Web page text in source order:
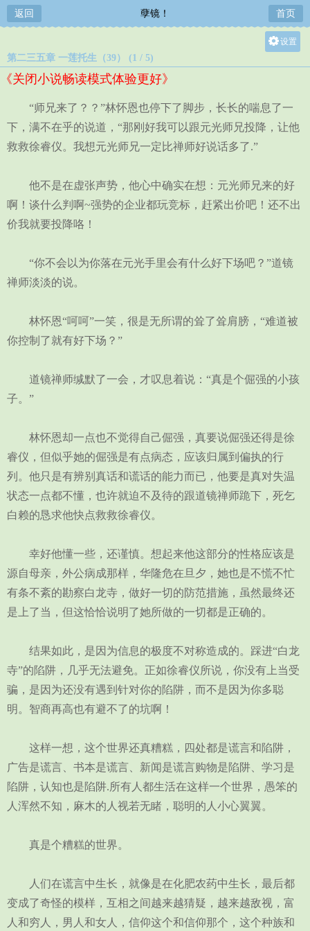
返回 孽镜！ 首页
设置
中
小
第二三五章 一莲托生（39） (1 / 5)
《关闭小说畅读模式体验更好》
“师兄来了？？”林怀恩也停下了脚步，长长的喘息了一
下，满不在乎的说道，“那刚好我可以跟元光师兄投降，让他
救救徐睿仪。我想元光师兄一定比禅师好说话多了.”
他不是在虚张声势，他心中确实在想：元光师兄来的好
啊！谈什么判啊~强势的企业都玩竞标，赶紧出价吧！还不出
价我就要投降咯！
“你不会以为你落在元光手里会有什么好下场吧？”道镜
禅师淡淡的说。
林怀恩“呵呵”一笑，很是无所谓的耸了耸肩膀，“难道被
你控制了就有好下场？”
道镜禅师缄默了一会，才叹息着说：“真是个倔强的小孩
子。”
林怀恩却一点也不觉得自己倔强，真要说倔强还得是徐
睿仪，但似乎她的倔强是有点病态，应该归属到偏执的行
列。他只是有辨别真话和谎话的能力而已，他要是真对失温
状态一点都不懂，也许就迫不及待的跟道镜禅师跪下，死乞
白赖的恳求他快点救救徐睿仪。
幸好他懂一些，还谨慎。想起来他这部分的性格应该是
源自母亲，外公病成那样，华隆危在旦夕，她也是不慌不忙
有条不紊的勘察白龙寺，做好一切的防范措施，虽然最终还
是上了当，但这恰恰说明了她所做的一切都是正确的。
结果如此，是因为信息的极度不对称造成的。踩进“白龙
寺”的陷阱，几乎无法避免。正如徐睿仪所说，你没有上当受
骗，是因为还没有遇到针对你的陷阱，而不是因为你多聪
明。智商再高也有避不了的坑啊！
这样一想，这个世界还真糟糕，四处都是谎言和陷阱，
广告是谎言、书本是谎言、新闻是谎言购物是陷阱、学习是
陷阱，认知也是陷阱.所有人都生活在这样一个世界，愚笨的
人浑然不知，麻木的人视若无睹，聪明的人小心翼翼。
真是个糟糕的世界。
人们在谎言中生长，就像是在化肥农药中生长，最后都
变成了奇怪的模样，互相之间越来越猜疑，越来越敌视，富
人和穷人，男人和女人，信仰这个和信仰那个，这个种族和